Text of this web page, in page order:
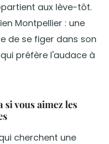
aux lève-tôt.
Montpellier : une
de se figer dans son
préfère l'audace à
vous aimez les
cherchent une